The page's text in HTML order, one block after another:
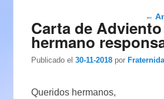
←
Carta de Adviento
hermano
Publicado el 30-11-2018 por
Queridos hermanos,